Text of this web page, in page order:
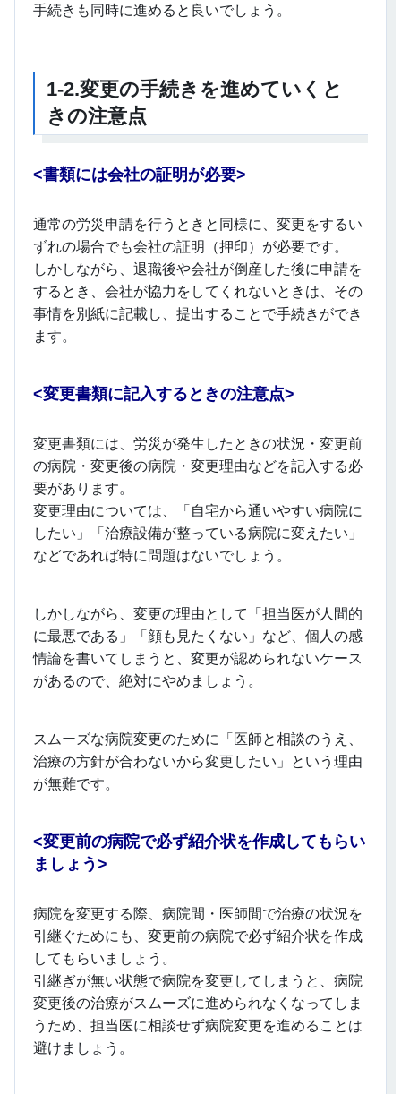
手続きも同時に進めると良いでしょう。
1-2.変更の手続きを進めていくと
きの注意点
<書類には会社の証明が必要>
通常の労災申請を行うときと同様に、変更をするい
ずれの場合でも会社の証明（押印）が必要です。
しかしながら、退職後や会社が倒産した後に申請を
するとき、会社が協力をしてくれないときは、その
事情を別紙に記載し、提出することで手続きができ
ます。
<変更書類に記入するときの注意点>
変更書類には、労災が発生したときの状況・変更前
の病院・変更後の病院・変更理由などを記入する必
要があります。
変更理由については、「自宅から通いやすい病院に
したい」「治療設備が整っている病院に変えたい」
などであれば特に問題はないでしょう。
しかしながら、変更の理由として「担当医が人間的
に最悪である」「顔も見たくない」など、個人の感
情論を書いてしまうと、変更が認められないケース
があるので、絶対にやめましょう。
スムーズな病院変更のために「医師と相談のうえ、
治療の方針が合わないから変更したい」という理由
が無難です。
<変更前の病院で必ず紹介状を作成してもらい
ましょう>
病院を変更する際、病院間・医師間で治療の状況を
引継ぐためにも、変更前の病院で必ず紹介状を作成
してもらいましょう。
引継ぎが無い状態で病院を変更してしまうと、病院
変更後の治療がスムーズに進められなくなってしま
うため、担当医に相談せず病院変更を進めることは
避けましょう。